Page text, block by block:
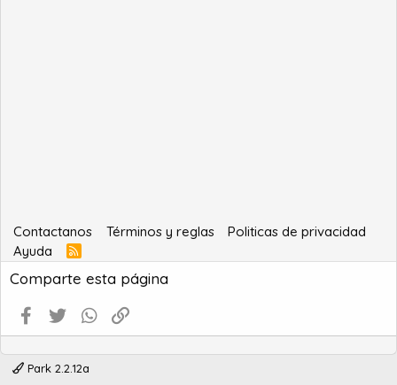
Contactanos Términos y reglas
Politicas de privacidad
Ayuda
R
S
S
Comparte esta página
Facebook
Twitter WhatsApp
Park 2.2.12a